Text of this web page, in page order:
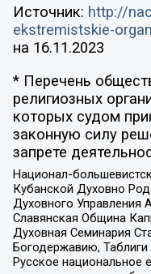
Источник: http://
ekstremistskie-
на 16.11.2023
* Перечень
религиозных
которых судом
законную силу
запрете
Национал-
Кубанской Духовно
Духовного Управления
Славянская Община
Духовная Семинария
Богодержавию,
Русское национальное